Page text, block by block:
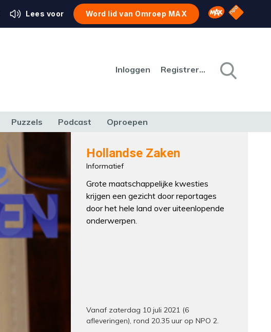
Lees voor Word lid van Omroep MAX Omroep MAX
NPO
Inloggen Registreren
Puzzels Podcast Oproepen
Hollandse Zaken
Informatief
Grote maatschappelijke kwesties
krijgen een gezicht door reportages
door het hele land over uiteenlopende
onderwerpen.
Vanaf zaterdag 10 juli 2021 (6
afleveringen), rond 20.35 uur op NPO 2.